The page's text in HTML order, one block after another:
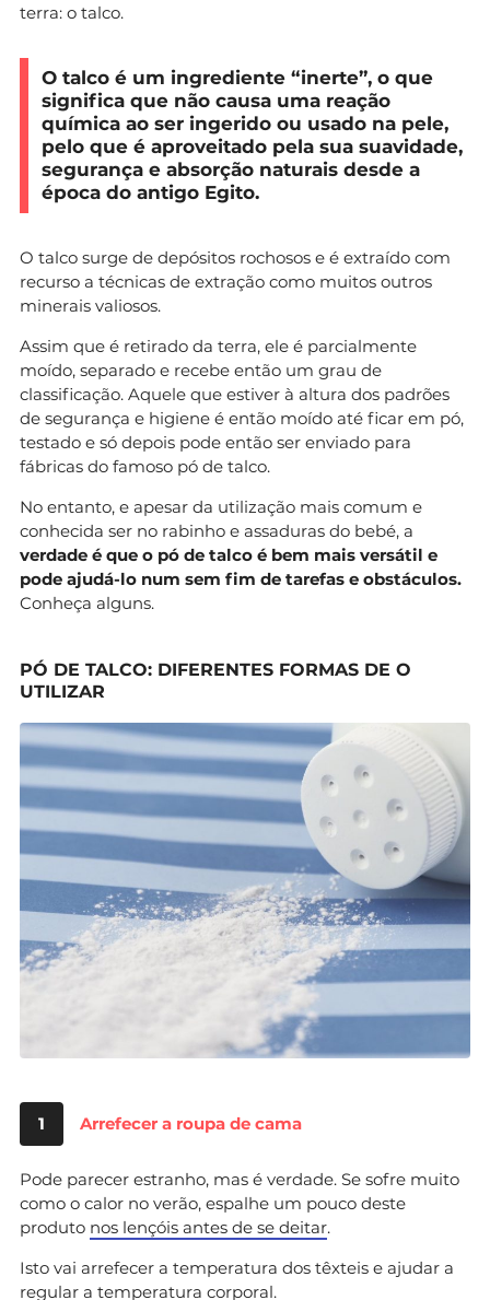
terra: o talco.
O talco é um ingrediente “inerte”, o que
significa que não causa uma reação
química ao ser ingerido ou usado na pele,
pelo que é aproveitado pela sua suavidade,
segurança e absorção naturais desde a
época do antigo Egito.
O talco surge de depósitos rochosos e é extraído com
recurso a técnicas de extração como muitos outros
minerais valiosos.
Assim que é retirado da terra, ele é parcialmente
moído, separado e recebe então um grau de
classificação. Aquele que estiver à altura dos padrões
de segurança e higiene é então moído até ficar em pó,
testado e só depois pode então ser enviado para
fábricas do famoso pó de talco.
No entanto, e apesar da utilização mais comum e
conhecida ser no rabinho e assaduras do bebé, a
verdade é que o pó de talco é bem mais versátil e
pode ajudá-lo num sem fim de tarefas e obstáculos.
Conheça alguns.
PÓ DE TALCO: DIFERENTES FORMAS DE O
UTILIZAR
1 Arrefecer a roupa de cama
Pode parecer estranho, mas é verdade. Se sofre muito
como o calor no verão, espalhe um pouco deste
produto nos lençóis antes de se deitar.
Isto vai arrefecer a temperatura dos têxteis e ajudar a
regular a temperatura corporal.